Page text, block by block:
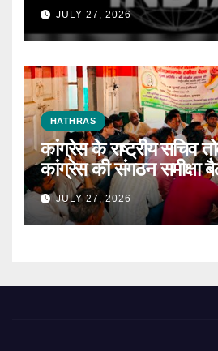
JULY 27, 2026
HATHRAS
कांग्रेस के राष्ट्रीय सचिव
कांग्रेस की संगठन समीक्षा
JULY 27, 2026